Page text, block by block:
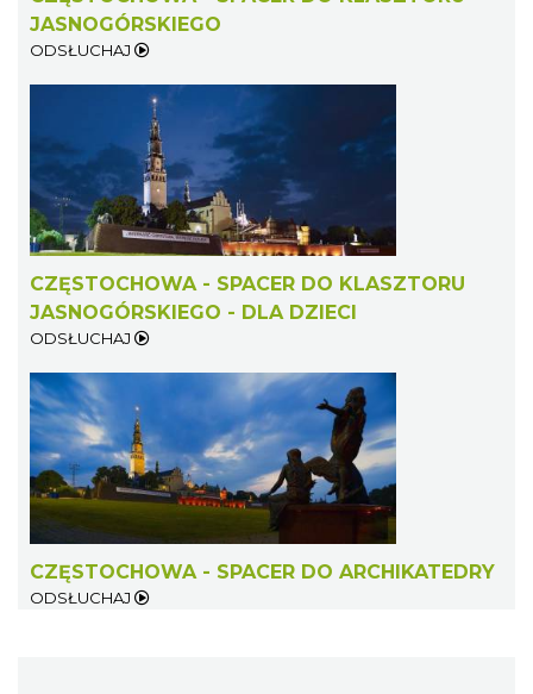
JASNOGÓRSKIEGO
ODSŁUCHAJ
CZĘSTOCHOWA - SPACER DO KLASZTORU
JASNOGÓRSKIEGO - DLA DZIECI
ODSŁUCHAJ
CZĘSTOCHOWA - SPACER DO ARCHIKATEDRY
ODSŁUCHAJ